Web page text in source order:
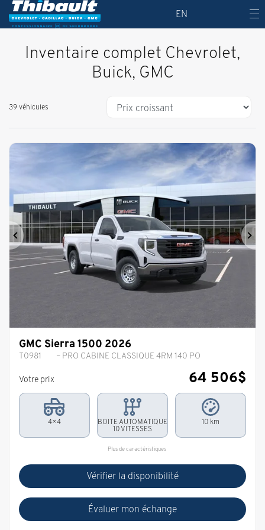
EN
Inventaire complet Chevrolet,
Buick, GMC
39 véhicules
Précédent
GMC Sierra 1500 2026
T0981 – PRO CABINE CLASSIQUE 4RM 140 PO
Votre prix 64 506$
4×4
BOITE AUTOMATIQUE
10 VITESSES
10 km
Plus de caractéristiques
Vérifier la disponibilité
Évaluer mon échange